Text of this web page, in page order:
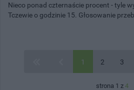
Nieco ponad czternaście procent - tyle
Tczewie o godzinie 15. Głosowanie
1 2 3
strona 1 z 4